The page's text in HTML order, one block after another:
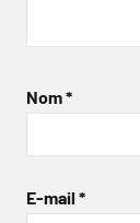
Nom*
E-mail *